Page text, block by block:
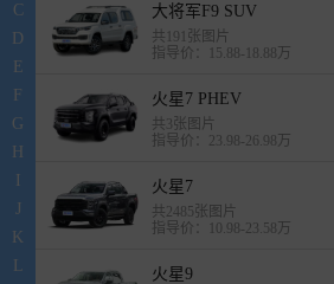
C
D
E
F
G
H
J
K
L
大将军F9 SUV
共191张图片
指导价：15.88-18.88万
火星7 PHEV
共3张图片
指导价：23.98-26.98万
火星7
共2485张图片
指导价：10.98-23.58万
火星9